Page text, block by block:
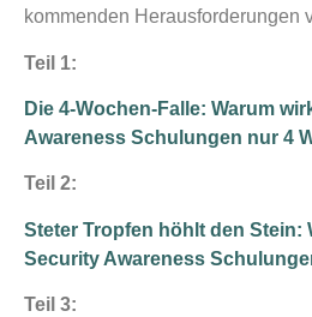
kommenden Herausforderungen
Teil 1:
Die 4-Wochen-Falle: Warum
Awareness Schulungen nur 4
Teil 2:
Steter Tropfen höhlt den Stein:
Security Awareness
Teil 3: